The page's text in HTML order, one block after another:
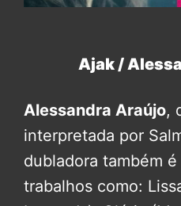
Ajak /
Alessandra Araújo,
interpretada por
dubladora também
trabalhos como: